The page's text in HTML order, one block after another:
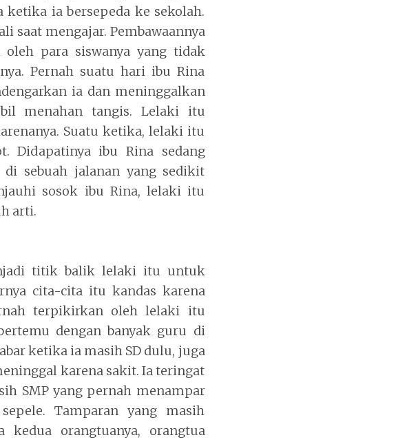
ketika ia bersepeda ke sekolah.
saat mengajar. Pembawaannya
para siswanya yang tidak
Pernah suatu hari ibu Rina
ia dan meninggalkan
menahan tangis. Lelaki itu
Suatu ketika, lelaki itu
Didapatinya ibu Rina sedang
sebuah jalanan yang sedikit
sosok ibu Rina, lelaki itu
arti.
titik balik lelaki itu untuk
cita-cita itu kandas karena
terpikirkan oleh lelaki itu
dengan banyak guru di
ketika ia masih SD dulu, juga
karena sakit. Ia teringat
SMP yang pernah menampar
Tamparan yang masih
orangtuanya, orangtua